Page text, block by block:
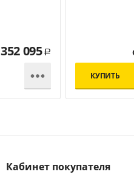
352 095 Р
 КУПИТЬ
Кабинет покупателя